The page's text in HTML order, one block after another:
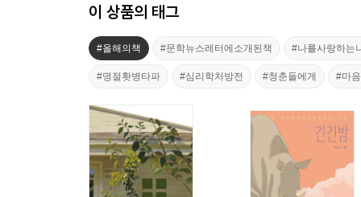
이 상품의 태그
#올해의책 #문학뉴스레터에소개된책 #나를사랑하는
#명절홧병타파 #심리학처방전 #청춘들에게 #마